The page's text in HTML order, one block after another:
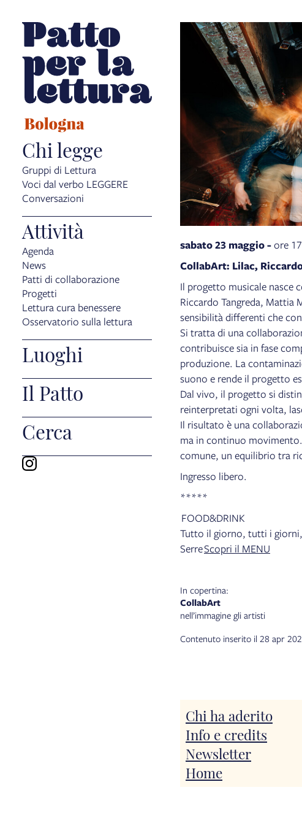
Chi legge
Gruppi di Lettura
Voci dal verbo LEGGERE
Conversazioni
Attività
Agenda
News
Patti di collaborazione
Progetti
Lettura cura benessere
Osservatorio sulla lettura
Luoghi
Il Patto
Cerca
sabato 23 maggio -ore
CollabArt: Lilac,
Il progetto musicale nasce
Riccardo Tangreda, Mattia
sensibilità differenti che
Si tratta di una
contribuisce sia in fase
produzione. La
suono e rende il progetto
Dal vivo, il progetto si
reinterpretati ogni volta,
Il risultato è una
ma in continuo
comune, un equilibrio tra
Ingresso libero.
*****
FOOD&DRINK
Tutto il giorno, tutti i giorni,
SerreScopri il MENU
In copertina:
CollabArt
nell’immagine gli artisti
Contenuto inserito il 28 apr
Chi ha aderito
Info e credits
Newsletter
Home